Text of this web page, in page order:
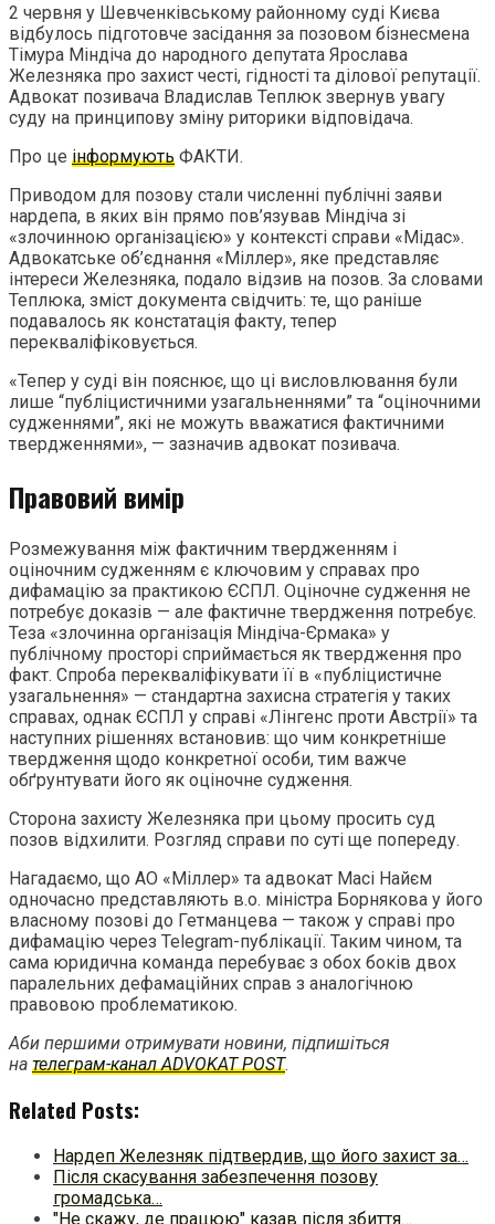
2 червня у Шевченківському районному суді Києва
відбулось підготовче засідання за позовом бізнесмена
Тімура Міндіча до народного депутата Ярослава
Железняка про захист честі, гідності та ділової репутації.
Адвокат позивача Владислав Теплюк звернув увагу
суду на принципову зміну риторики відповідача.
Про це інформують ФАКТИ.
Приводом для позову стали численні публічні заяви
нардепа, в яких він прямо пов’язував Міндіча зі
«злочинною організацією» у контексті справи «Мідас».
Адвокатське об’єднання «Міллер», яке представляє
інтереси Железняка, подало відзив на позов. За словами
Теплюка, зміст документа свідчить: те, що раніше
подавалось як констатація факту, тепер
перекваліфіковується.
«Тепер у суді він пояснює, що ці висловлювання були
лише “публіцистичними узагальненнями” та “оціночними
судженнями”, які не можуть вважатися фактичними
твердженнями», — зазначив адвокат позивача.
Правовий вимір
Розмежування між фактичним твердженням і
оціночним судженням є ключовим у справах про
дифамацію за практикою ЄСПЛ. Оціночне судження не
потребує доказів — але фактичне твердження потребує.
Теза «злочинна організація Міндіча-Єрмака» у
публічному просторі сприймається як твердження про
факт. Спроба перекваліфікувати її в «публіцистичне
узагальнення» — стандартна захисна стратегія у таких
справах, однак ЄСПЛ у справі «Лінгенс проти Австрії» та
наступних рішеннях встановив: що чим конкретніше
твердження щодо конкретної особи, тим важче
обґрунтувати його як оціночне судження.
Сторона захисту Железняка при цьому просить суд
позов відхилити. Розгляд справи по суті ще попереду.
Нагадаємо, що АО «Міллер» та адвокат Масі Найєм
одночасно представляють в.о. міністра Борнякова у його
власному позові до Гетманцева — також у справі про
дифамацію через Telegram-публікації. Таким чином, та
сама юридична команда перебуває з обох боків двох
паралельних дефамаційних справ з аналогічною
правовою проблематикою.
Аби першими отримувати новини, підпишіться
на телеграм-канал ADVOKAT POST.
Related Posts:
Нардеп Железняк підтвердив, що його захист за…
Після скасування забезпечення позову
громадська…
"Не скажу, де працюю" казав після збиття…